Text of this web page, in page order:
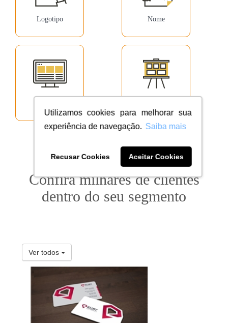
Utilizamos cookies para melhorar sua
experiência de navegação. Saiba mais
Recusar Cookies Aceitar Cookies
Logotipo Nome
Ver todos
Confira milhares de clientes
dentro do seu segmento